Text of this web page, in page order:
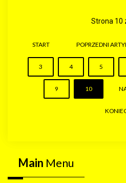
Strona 10
START POPRZEDNI
3 4 5
9 10
Main Menu